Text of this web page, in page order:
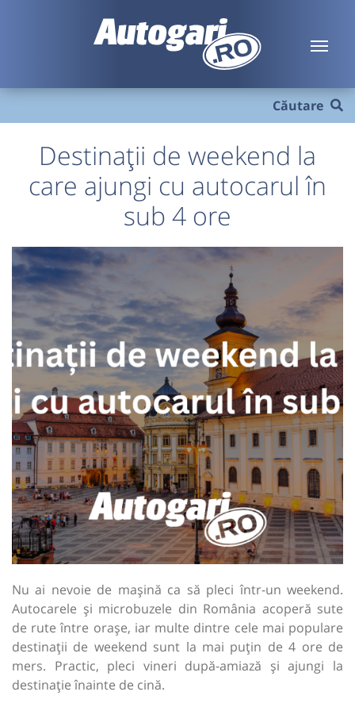
Căutare
Destinații de weekend la
care ajungi cu autocarul în
sub 4 ore
Nu ai nevoie de mașină ca să pleci într-un weekend.
Autocarele și microbuzele din România acoperă sute
de rute între orașe, iar multe dintre cele mai populare
destinații de weekend sunt la mai puțin de 4 ore de
mers. Practic, pleci vineri după-amiază și ajungi la
destinație înainte de cină.